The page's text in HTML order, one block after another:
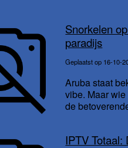
Snorkelen
paradijs
Geplaatst op 16-10-
Aruba staat
vibe. Maar
de
IPTV Totaal: